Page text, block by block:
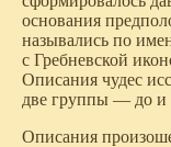
основания
назывались по
с Гребневской
Описания чудес
две группы — до и
Описания